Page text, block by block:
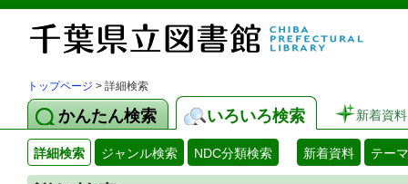
トップページ > 詳細検索
かんたん検索 いろいろ検索 新着資料
詳細検索 ジャンル検索 NDC分類検索 新着資料 テー